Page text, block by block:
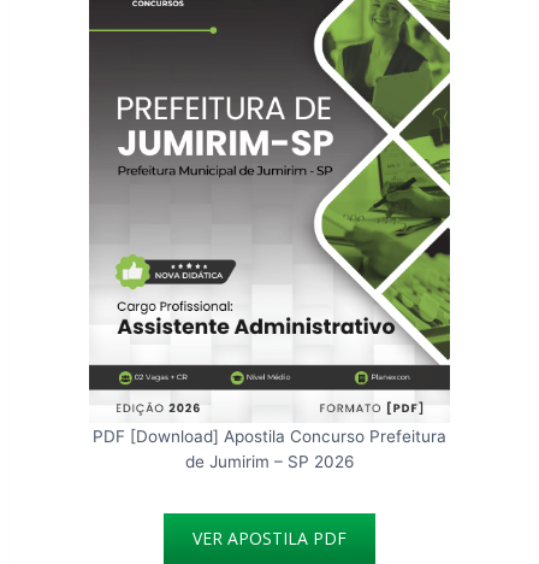
PDF [Download] Apostila Concurso Prefeitura
de Jumirim – SP 2026
VER APOSTILA PDF